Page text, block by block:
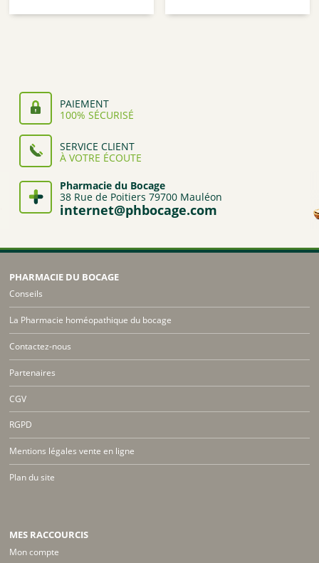
PAIEMENT
100% SÉCURISÉ
SERVICE CLIENT
À VOTRE ÉCOUTE
Pharmacie du Bocage
38 Rue de Poitiers 79700 Mauléon
internet@phbocage.com
PHARMACIE DU BOCAGE
Conseils
La Pharmacie homéopathique du bocage
Contactez-nous
Partenaires
CGV
RGPD
Mentions légales vente en ligne
Plan du site
MES RACCOURCIS
Mon compte